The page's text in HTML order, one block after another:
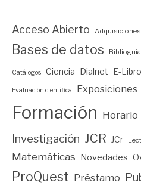
Acceso Abierto Adquisiciones
Bases de datos
Catálogos Ciencia Dialnet E-Libro
Evaluación científica Exposiciones
Formación Horario
Investigación JCR JCr
Matemáticas Novedades
ProQuest Préstamo